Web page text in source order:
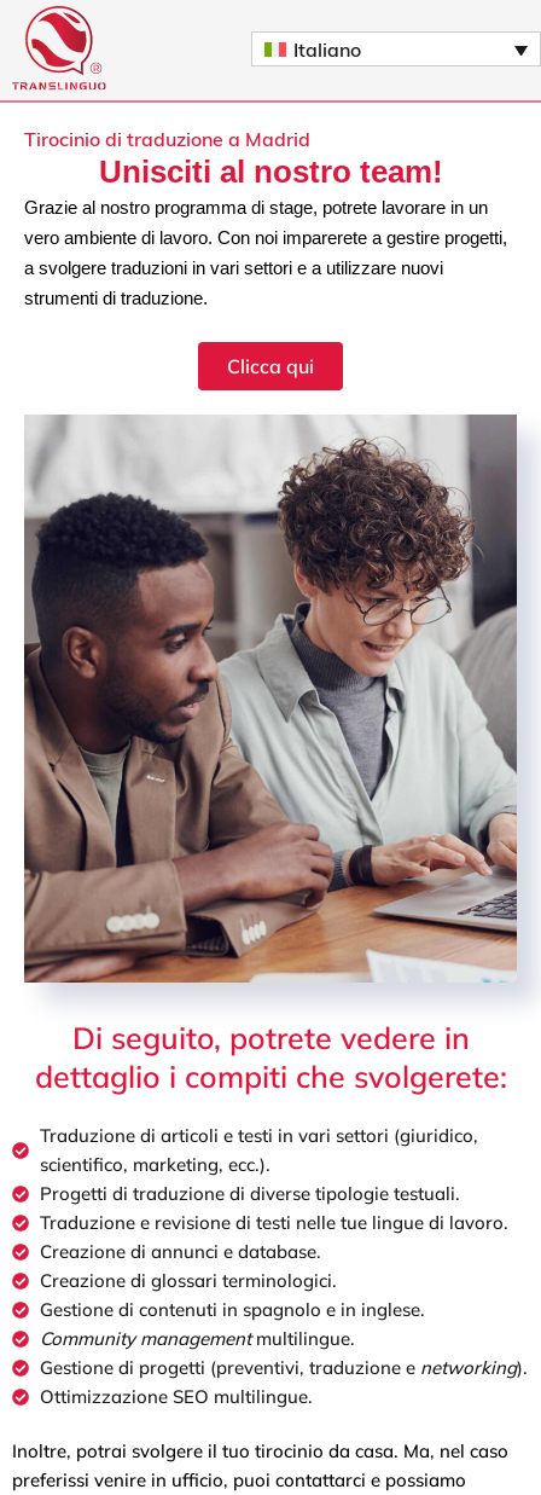
contenuto
Italiano
Tirocinio di traduzione a Madrid
Unisciti al nostro team!
Grazie al nostro programma di stage, potrete lavorare in un
vero ambiente di lavoro. Con noi imparerete a gestire progetti,
a svolgere traduzioni in vari settori e a utilizzare nuovi
strumenti di traduzione.
Clicca qui
Di seguito, potrete vedere in
dettaglio i compiti che svolgerete:
Traduzione di articoli e testi in vari settori (giuridico,
scientifico, marketing, ecc.).
Progetti di traduzione di diverse tipologie testuali.
Traduzione e revisione di testi nelle tue lingue di lavoro.
Creazione di annunci e database.
Creazione di glossari terminologici.
Gestione di contenuti in spagnolo e in inglese.
Community managementmultilingue.
Gestione di progetti (preventivi, traduzione e networking).
Ottimizzazione SEO multilingue.
Inoltre, potrai svolgere il tuo tirocinio da casa. Ma, nel caso
preferissi venire in ufficio, puoi contattarci e possiamo